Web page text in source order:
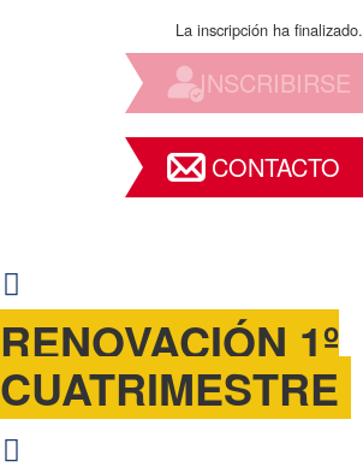
La inscripción ha finalizado.
INSCRIBIRSE
CONTACTO
RENOVACIÓN 1º
CUATRIMESTRE